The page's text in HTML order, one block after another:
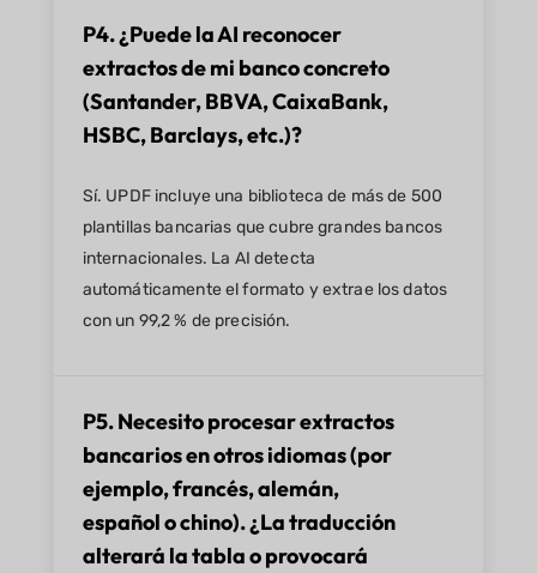
P4. ¿Puede la AI reconocer
extractos de mi banco concreto
(Santander, BBVA, CaixaBank,
HSBC, Barclays, etc.)?
Sí. UPDF incluye una biblioteca de más de 500
plantillas bancarias que cubre grandes bancos
internacionales. La AI detecta
automáticamente el formato y extrae los datos
con un 99,2 % de precisión.
P5. Necesito procesar extractos
bancarios en otros idiomas (por
ejemplo, francés, alemán,
español o chino). ¿La traducción
alterará la tabla o provocará